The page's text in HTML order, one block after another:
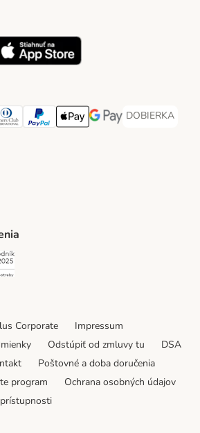
MethodPayment Method
Club Payment Method
PayPal Payment Method
Apple Pay Payment Method
Google Pay Payment
DOBIERKA
DOBIERKA
Method
Security
Corporate
Impressum
Odstúpiť od zmluvy tu
DSA
Poštovné a doba doručenia
program
Ochrana osobných údajov